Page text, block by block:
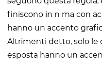
finiscono in n ma con
hanno un accento
Altrimenti detto, solo le
esposta hanno un